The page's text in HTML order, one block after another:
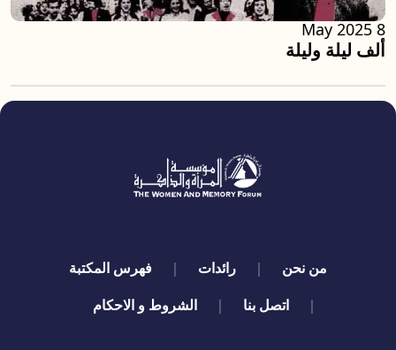
ألف ليلة وليلة
8 May 2025
quick links
من نحن رائدات
فهرس المكتبة
اتصل بنا
الشروط و الاحكام